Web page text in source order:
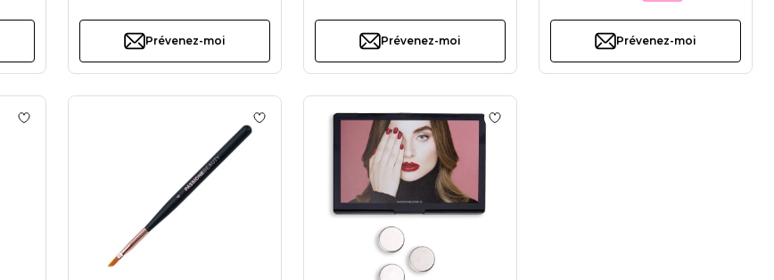
Prévenez-moi Prévenez-moi Prévenez-moi
Glam Dégradés
Ajouter à la liste de souhaits Set de Pinceaux Glam Liner, 3 pièces
Ajouter à la liste de souhaits Pinceau Glam Pyramidal 4Ajouter à la liste de souhaits Palette